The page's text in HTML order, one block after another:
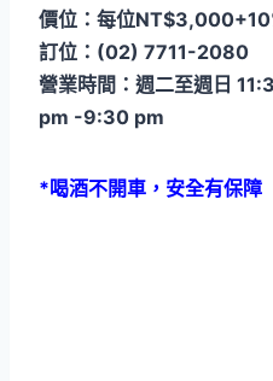
價位：每位
訂位：(02) 7711-2080
營業時間：週二至週日
pm -9:30 pm
*喝酒不開車，安全有保障